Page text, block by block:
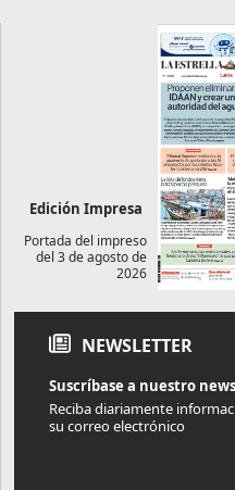
Edición Impresa
Portada del impreso
del 3 de agosto de
2026
NEWSLETTER
Suscríbase a nuestro
Reciba diariamente
su correo electrónico